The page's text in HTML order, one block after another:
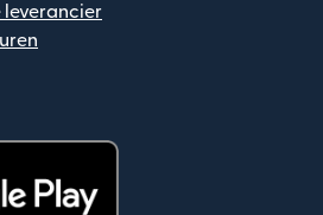
leverancier